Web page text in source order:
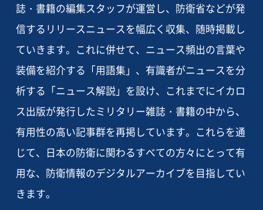
誌・書籍の編集スタッフが運営し、防衛省などが発
信するリリースニュースを幅広く収集、随時掲載し
ていきます。これに併せて、ニュース頻出の言葉や
装備を紹介する「用語集」、有識者がニュースを分
析する「ニュース解説」を設け、これまでにイカロ
ス出版が発行したミリタリー雑誌・書籍の中から、
有用性の高い記事群を再掲しています。これらを通
じて、日本の防衛に関わるすべての方々にとって有
用な、防衛情報のデジタルアーカイブを目指してい
きます。